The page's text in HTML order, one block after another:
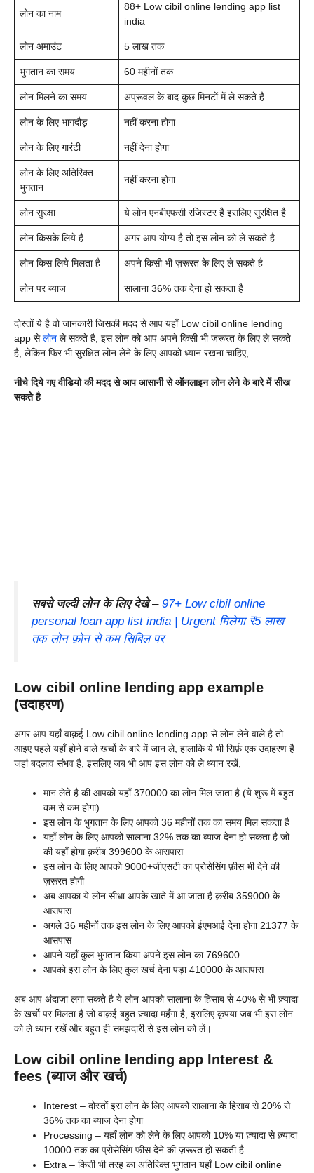
लोन का नाम
88+ Low cibil online lending app list
india
लोन अमाउंट 5 लाख तक
भुगतान का समय 60 महीनों तक
लोन मिलने का समय अप्रूवल के बाद कुछ मिनटों में ले सकते है
लोन के लिए भागदौड़ नहीं करना होगा
लोन के लिए गारंटी नहीं देना होगा
लोन के लिए अतिरिक्त
भुगतान
नहीं करना होगा
लोन सुरक्षा ये लोन एनबीएफसी रजिस्टर है इसलिए सुरक्षित है
लोन किसके लिये है अगर आप योग्य है तो इस लोन को ले सकते है
लोन किस लिये मिलता है अपने किसी भी ज़रूरत के लिए ले सकते है
लोन पर ब्याज सालाना 36% तक देना हो सकता है
दोस्तों ये है वो जानकारी जिसकी मदद से आप यहाँ Low cibil online lending
app सेलोन ले सकते है, इस लोन को आप अपने किसी भी ज़रूरत के लिए ले सकते
है, लेकिन फिर भी सुरक्षित लोन लेने के लिए आपको ध्यान रखना चाहिए,
नीचे दिये गए वीडियो की मदद से आप आसानी से ऑनलाइन लोन लेने के बारे में सीख
सकते है–
सबसे जल्दी लोन के लिए देखे– 97+ Low cibil online
personal loan app list india | Urgent मिलेगा ₹5 लाख
तक लोन फ़ोन से कम सिबिल पर
Low cibil online lending app example
(उदाहरण)
अगर आप यहाँ वाक़ई Low cibil online lending app से लोन लेने वाले है तो
आइए पहले यहाँ होने वाले खर्चो के बारे में जान ले, हालाकि ये भी सिर्फ़ एक उदाहरण है
जहां बदलाव संभव है, इसलिए जब भी आप इस लोन को ले ध्यान रखें,
मान लेते है की आपको यहाँ 370000 का लोन मिल जाता है (ये शुरू में बहुत
कम से कम होगा)
इस लोन के भुगतान के लिए आपको 36 महीनों तक का समय मिल सकता है
यहाँ लोन के लिए आपको सालाना 32% तक का ब्याज देना हो सकता है जो
की यहाँ होगा क़रीब 399600 के आसपास
इस लोन के लिए आपको 9000+जीएसटी का प्रोसेसिंग फ़ीस भी देने की
ज़रूरत होगी
अब आपका ये लोन सीधा आपके खाते में आ जाता है क़रीब 359000 के
आसपास
अगले 36 महीनों तक इस लोन के लिए आपको ईएमआई देना होगा 21377 के
आसपास
आपने यहाँ कुल भुगतान किया अपने इस लोन का 769600
आपको इस लोन के लिए कुल खर्च देना पड़ा 410000 के आसपास
अब आप अंदाज़ा लगा सकते है ये लोन आपको सालाना के हिसाब से 40% से भी ज़्यादा
के खर्चो पर मिलता है जो वाक़ई बहुत ज़्यादा महँगा है, इसलिए कृपया जब भी इस लोन
को ले ध्यान रखें और बहुत ही समझदारी से इस लोन को लें।
Low cibil online lending app Interest &
fees (ब्याज और खर्च)
Interest – दोस्तों इस लोन के लिए आपको सालाना के हिसाब से 20% से
36% तक का ब्याज देना होगा
Processing – यहाँ लोन को लेने के लिए आपको 10% या ज़्यादा से ज़्यादा
10000 तक का प्रोसेसिंग फ़ीस देने की ज़रूरत हो सकती है
Extra – किसी भी तरह का अतिरिक्त भुगतान यहाँ Low cibil online